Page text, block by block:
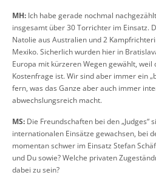
MH: Ich habe gerade nochmal
insgesamt über 30 Torrichter im Einsatz.
Natolie aus Australien und 2
Mexiko. Sicherlich wurden hier in
Europa mit kürzeren Wegen gewählt, weil
Kostenfrage ist. Wir sind aber immer ein
fern, was das Ganze aber auch immer
abwechslungsreich macht.
MS: Die Freundschaften bei den „Judges“
internationalen Einsätze gewachsen, bei
momentan schwer im Einsatz Stefan
und Du sowie? Welche privaten
dabei zu sein?